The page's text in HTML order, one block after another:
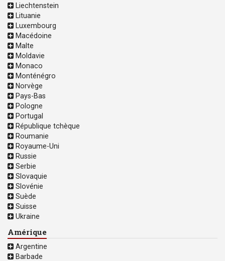
Liechtenstein
Lituanie
Luxembourg
Macédoine
Malte
Moldavie
Monaco
Monténégro
Norvège
Pays-Bas
Pologne
Portugal
République tchèque
Roumanie
Royaume-Uni
Russie
Serbie
Slovaquie
Slovénie
Suède
Suisse
Ukraine
Amérique
Argentine
Barbade